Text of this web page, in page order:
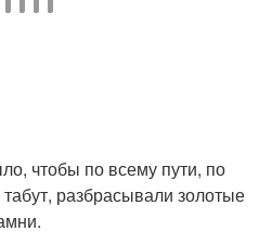
чтобы по всему пути, по
табут, разбрасывали золотые